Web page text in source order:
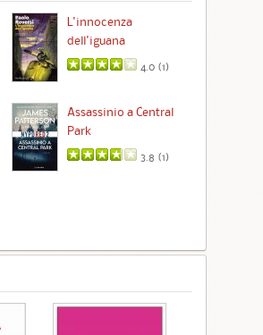
L'innocenza
dell'iguana
4.0 (1)
Assassinio a Central
Park
3.8 (1)